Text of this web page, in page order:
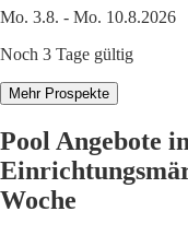
Mo. 3.8. - Mo. 10.8.2026
Noch 3 Tage gültig
Mehr Prospekte
Pool Angebote
Woche